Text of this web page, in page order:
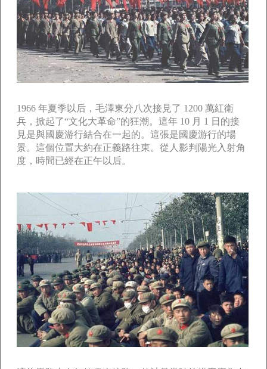
1966 年夏季以后，毛澤東分八次接見了 1200 萬紅衛
兵，掀起了“文化大革命”的狂潮。這年 10 月 1 日的接
見是與國慶游行結合在一起的。這張是國慶游行的場
景。這個位置大約在正義路往東。從人影判陽光入射角
度，時間已經在正午以后。